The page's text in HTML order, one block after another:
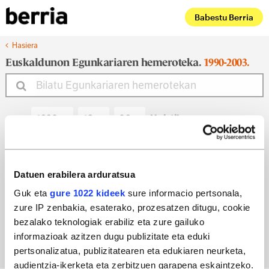
Datuen erabilera arduratsua
Guk eta gure 1022 kideek sure informacio pertsonala,
zure IP zenbakia, esaterako, prozesatzen ditugu, cookie
bezalako teknologiak erabiliz eta zure gailuko
informazioak azitzen dugu publizitate eta eduki
pertsonalizatua, publizitatearen eta edukiaren neurketa,
audientzia-ikerketa eta zerbitzuen garapena eskaintzeko.
Babestu Berria
Hasiera
Euskaldunon Egunkariaren hemeroteka. 1990-2003.
Noiztik
Noiz arte
Bilatu egun bateko edizioa